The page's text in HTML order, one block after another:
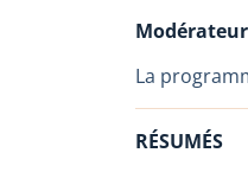
La
RÉSUMÉS